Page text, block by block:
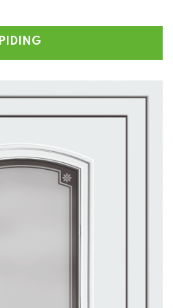
PIDING